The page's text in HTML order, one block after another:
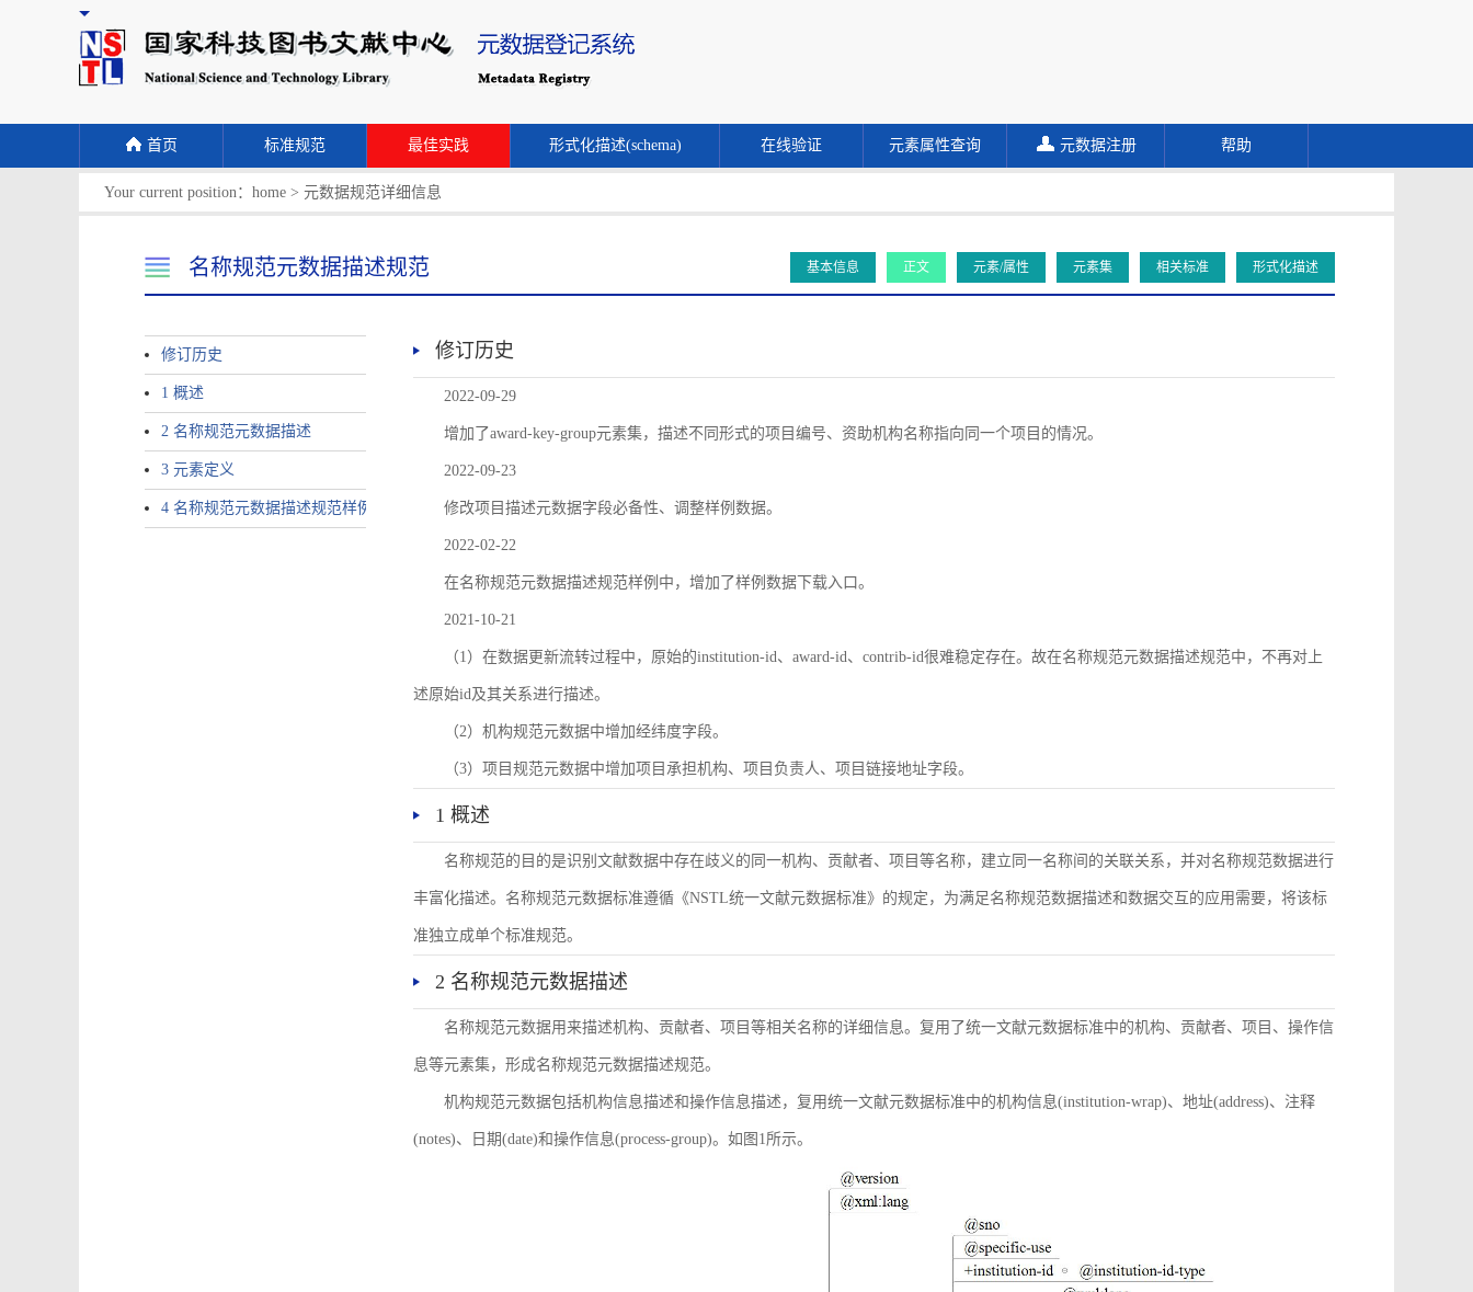
首页 标准规范 最佳实践 形式化描述(schema) 在线验证 元素属性查询 元数据注册 帮助
Your current position： home > 元数据规范详细信息
名称规范元数据描述规范 基本信息 正文 元素/属性 元素集 相关标准 形式化描述
修订历史
1 概述
2 名称规范元数据描述
3 元素定义
4 名称规范元数据描述规范样例
修订历史
2022-09-29
增加了award-key-group元素集，描述不同形式的项目编号、资助机构名称指向同一个项目的情况。
2022-09-23
修改项目描述元数据字段必备性、调整样例数据。
2022-02-22
在名称规范元数据描述规范样例中，增加了样例数据下载入口。
2021-10-21
（1）在数据更新流转过程中，原始的institution-id、award-id、contrib-id很难稳定存在。故在名称规范元数据描述规范中，不再对上
述原始id及其关系进行描述。
（2）机构规范元数据中增加经纬度字段。
（3）项目规范元数据中增加项目承担机构、项目负责人、项目链接地址字段。
1 概述
名称规范的目的是识别文献数据中存在歧义的同一机构、贡献者、项目等名称，建立同一名称间的关联关系，并对名称规范数据进行
丰富化描述。名称规范元数据标准遵循《NSTL统一文献元数据标准》的规定，为满足名称规范数据描述和数据交互的应用需要，将该标
准独立成单个标准规范。
2 名称规范元数据描述
名称规范元数据用来描述机构、贡献者、项目等相关名称的详细信息。复用了统一文献元数据标准中的机构、贡献者、项目、操作信
息等元素集，形成名称规范元数据描述规范。
机构规范元数据包括机构信息描述和操作信息描述，复用统一文献元数据标准中的机构信息(institution-wrap)、地址(address)、注释
(notes)、日期(date)和操作信息(process-group)。如图1所示。